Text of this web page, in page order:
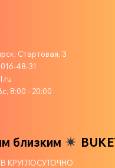
Стартовая, 3
48-31
8:00 - 20:00
близким
КРУГЛОСУТОЧНО